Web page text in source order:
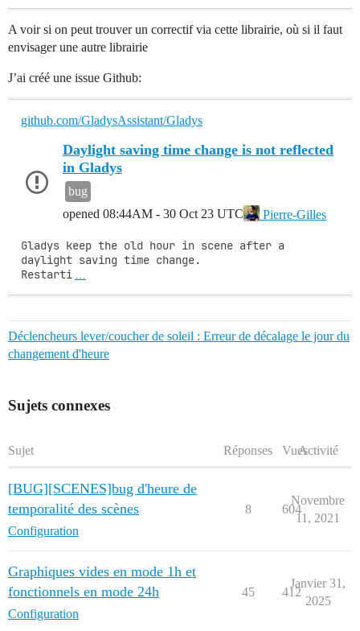
A voir si on peut trouver un correctif via cette librairie, où si il faut
envisager une autre librairie
J’ai créé une issue Github:
github.com/GladysAssistant/Gladys
Daylight saving time change is not reflected
in Gladys
opened 08:44AM - 30 Oct 23 UTC Pierre-Gilles
bug
Gladys keep the old hour in scene after a
daylight saving time change.
Restarti
Déclencheurs lever/coucher de soleil : Erreur de décalage le jour du
changement d'heure
Sujets connexes
Sujet Réponses VuesActivité
[BUG][SCENES]bug d'heure de
temporalité des scènes
Configuration
8 604
Novembre
11, 2021
Graphiques vides en mode 1h et
fonctionnels en mode 24h
Configuration
45 412
Janvier 31,
2025